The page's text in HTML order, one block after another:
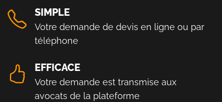
SIMPLE
Votre demande de devis en ligne ou par
téléphone
EFFICACE
Votre demande est transmise aux
avocats de la plateforme